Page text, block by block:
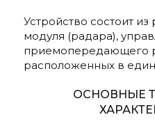
Устройство состоит
модуля (радара),
приемопередающего
расположенных в
ОСНОВНЫЕ